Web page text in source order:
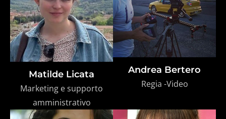
Matilde Licata
Marketing e supporto
amministrativo
Andrea Bertero
Regia -Video